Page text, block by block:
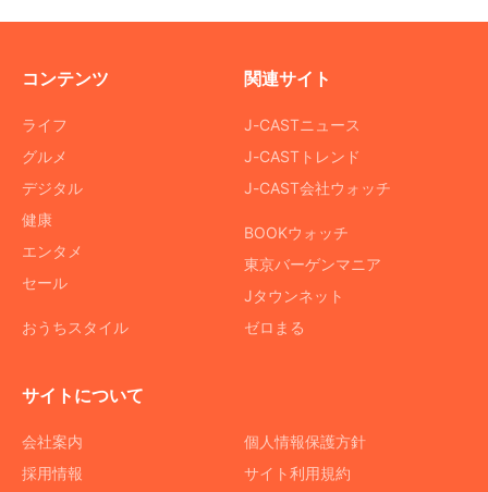
コンテンツ
ライフ
グルメ
デジタル
健康
エンタメ
セール
おうちスタイル
関連サイト
J-CASTニュース
J-CASTトレンド
J-CAST会社ウォッチ
BOOKウォッチ
東京バーゲンマニア
Jタウンネット
ゼロまる
サイトについて
会社案内
採用情報
個人情報保護方針
サイト利用規約